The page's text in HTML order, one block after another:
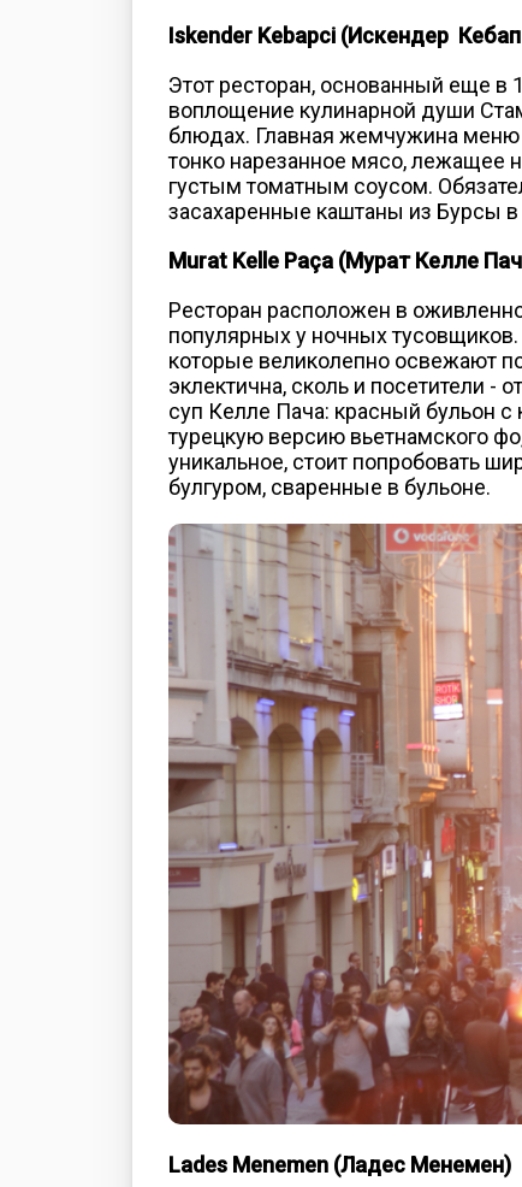
Iskender Kebapci (Искендер
Этот ресторан, основанный еще
воплощение кулинарной души
блюдах. Главная жемчужина меню
тонко нарезанное мясо, лежащее
густым томатным соусом.
засахаренные каштаны из Бурсы
Murat Kelle Paça (Мурат Келле
Ресторан расположен в
популярных у ночных
которые великолепно освежают
эклектична, сколь и посетители
суп Келле Пача: красный бульон
турецкую версию вьетнамского
уникальное, стоит попробовать
булгуром, сваренные в бульоне.
Lades Menemen (Ладес Менемен)